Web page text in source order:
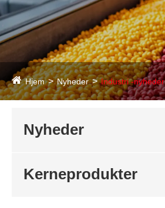
Hjem Nyheder Industri -nyheder
Nyheder
Kerneprodukter